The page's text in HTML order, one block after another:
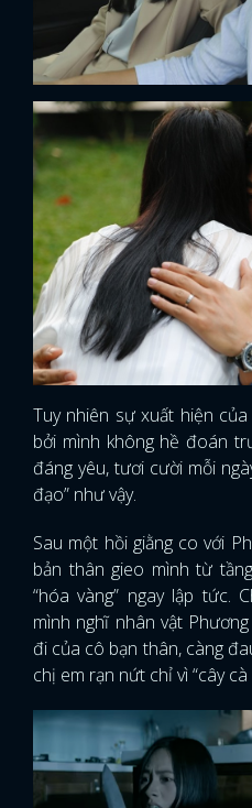
Tuy nhiên sự xuất hiện
bởi mình không hề đoán
đáng yêu, tươi cười mỗi
đạo” như vậy.
Sau một hồi giằng co với
bản thân gieo mình từ
“hóa vàng” ngay lập tức.
mình nghĩ nhân vật
đi của cô bạn thân, càng
chị em rạn nứt chỉ vì “cây cà